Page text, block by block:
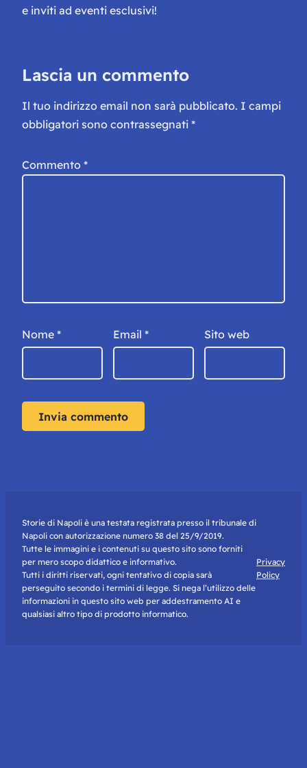
e inviti ad eventi esclusivi!
Lascia un commento
Il tuo indirizzo email non sarà pubblicato. I campi
obbligatori sono contrassegnati *
Commento *
Nome * Email * Sito web
Storie di Napoli è una testata registrata presso il tribunale di
Napoli con autorizzazione numero 38 del 25/9/2019.
Tutte le immagini e i contenuti su questo sito sono forniti
per mero scopo didattico e informativo.
Tutti i diritti riservati, ogni tentativo di copia sarà
perseguito secondo i termini di legge. Si nega l’utilizzo delle
informazioni in questo sito web per addestramento AI e
qualsiasi altro tipo di prodotto informatico.
Privacy
Policy